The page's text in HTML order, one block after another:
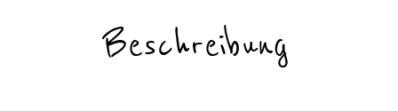
Beschreibung